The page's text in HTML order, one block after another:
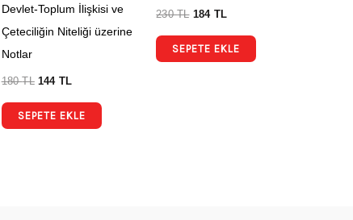
Devlet-Toplum İlişkisi ve
Çeteciliğin Niteliği üzerine
Notlar
180TL 144 TL
SEPETE EKLE
230TL 184 TL
SEPETE EKLE